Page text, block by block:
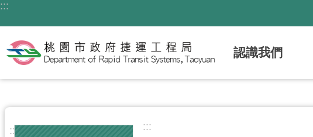
跳到主要內容區塊
:::
認識我們
::: :::